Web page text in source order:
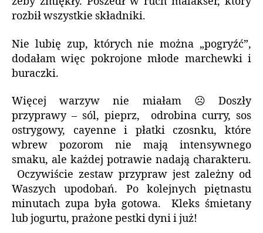
rozbił wszystkie składniki.
Nie lubię zup, których nie można „pogryźć”,
dodałam więc pokrojone młode marchewki i
buraczki.
Więcej warzyw nie miałam ☹ Doszły
przyprawy – sól, pieprz, odrobina curry, sos
ostrygowy, cayenne i płatki czosnku, które
wbrew pozorom nie mają intensywnego
smaku, ale każdej potrawie nadają charakteru.
Oczywiście zestaw przypraw jest zależny od
Waszych upodobań. Po kolejnych piętnastu
minutach zupa była gotowa. Kleks śmietany
lub jogurtu, prażone pestki dyni i już!